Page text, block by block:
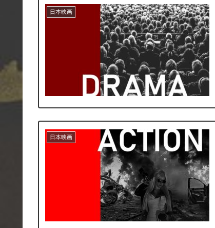
日本映画
日本映画